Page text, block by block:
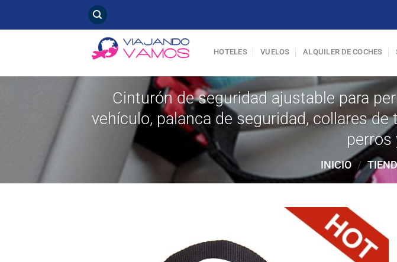
HOTELES VUELOS ALQUILER DE COCHES
Cinturón de seguridad ajustable para
vehículo, palanca de seguridad, collares
perros
INICIO /